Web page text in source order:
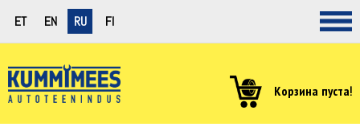
ET EN RU FI
Корзина пуста!